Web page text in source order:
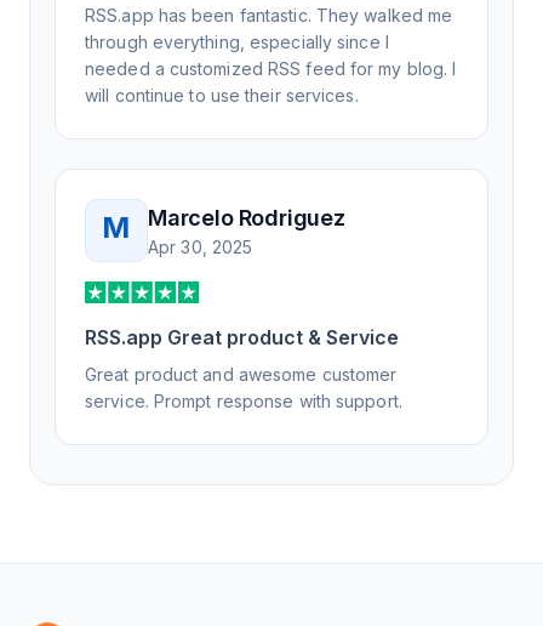
RSS.app has been fantastic. They walked me
through everything, especially since I
needed a customized RSS feed for my blog. I
will continue to use their services.
M Marcelo Rodriguez
Apr 30, 2025
RSS.app Great product & Service
Great product and awesome customer
service. Prompt response with support.